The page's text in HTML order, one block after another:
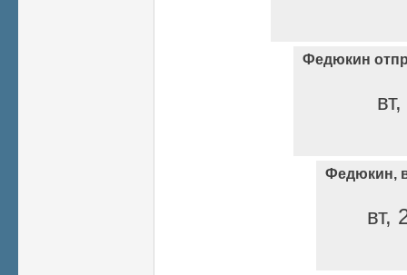
Федюкин
Федюкин,
вт,